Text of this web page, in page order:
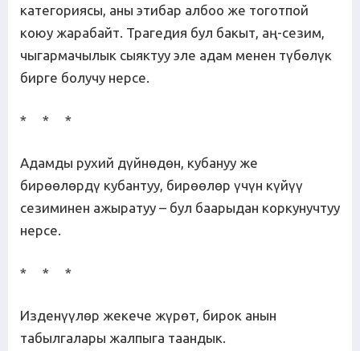
категориясы, аны этибар албоо же тоготпой
коюу жарабайт. Трагедия бул бакыт, аң-сезим,
чыгармачылык сыяктуу эле адам менен түбөлүк
бирге болучу нерсе.
* * *
Адамды рухий дүйнөдөн, кубануу же
бирөөлөрдү кубантуу, бирөөлөр үчүн күйүү
сезиминен ажыратуу – бул баарыдан коркунучтуу
нерсе.
* * *
Изденүүлөр жекече жүрөт, бирок анын
табылгалары жалпыга таандык.